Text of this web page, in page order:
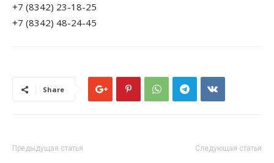
+7 (8342) 23-18-25
+7 (8342) 48-24-45
Share
Предыдущая статья Следующая статья